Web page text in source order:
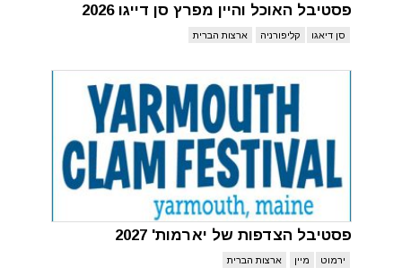
פסטיבל האוכל והיין מפרץ סן דייגו 2026
סן דיאגו קליפורניה ארצות הברית
פסטיבל הצדפות של יארמות' 2027
ירמוט מיין ארצות הברית